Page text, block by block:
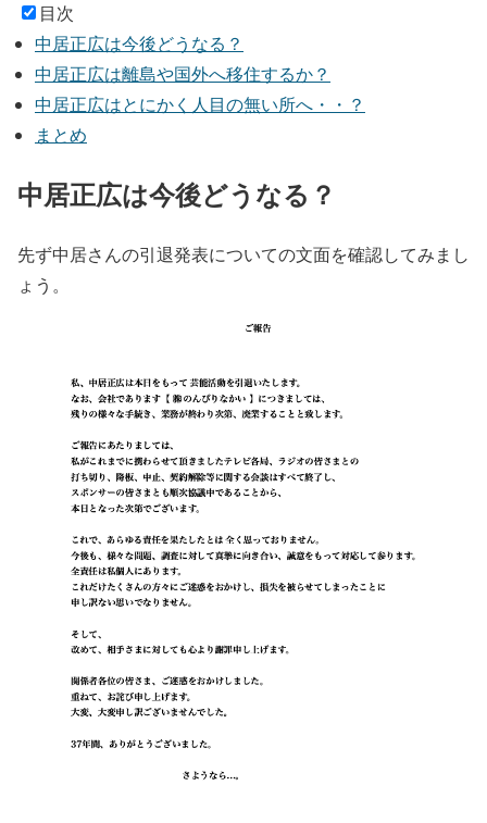
目次
中居正広は今後どうなる？
中居正広は離島や国外へ移住するか？
中居正広はとにかく人目の無い所へ・・？
まとめ
中居正広は今後どうなる？
先ず中居さんの引退発表についての文面を確認してみまし
ょう。